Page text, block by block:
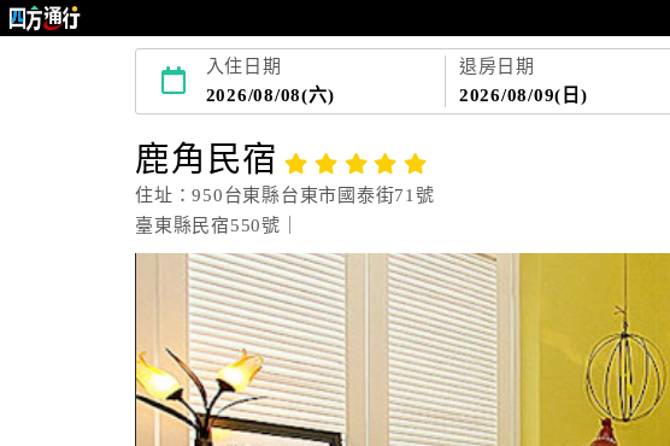
入住日期
2026/08/08(六)
退房日期
2026/08/09(日)
鹿角民宿
住址：950台東縣台東市國泰街71號
臺東縣民宿550號｜